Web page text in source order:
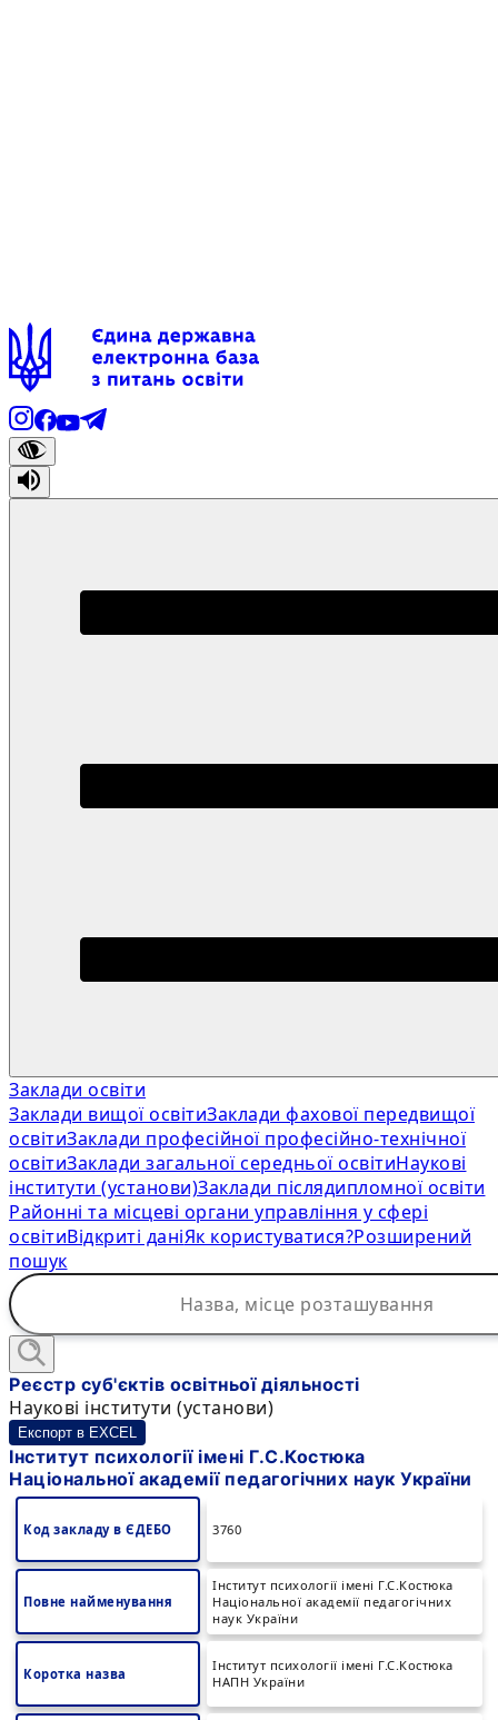
Заклади освіти
Заклади вищої освітиЗаклади фахової передвищої
освітиЗаклади професійної професійно-технічної
освітиЗаклади загальної середньої освітиНаукові
інститути (установи)Заклади післядипломної освіти
Районні та місцеві органи управління у сфері
освітиВідкриті даніЯк користуватися?Розширений
пошук
Реєстр суб'єктів освітньої діяльності
Наукові інститути (установи)
Експорт в EXCEL
Інститут психології імені Г.С.Костюка
Національної академії педагогічних наук України
Код закладу в ЄДЕБО 3760
Повне найменування
Інститут психології імені Г.С.Костюка
Національної академії педагогічних
наук України
Коротка назва
Інститут психології імені Г.С.Костюка
НАПН України